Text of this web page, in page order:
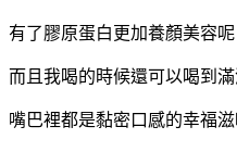
有了膠原蛋白更加養顏美容呢
而且我喝的時候還可以喝到
嘴巴裡都是黏密口感的幸福